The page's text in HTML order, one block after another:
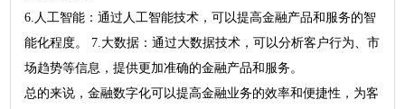
6.人工智能：通过人工智能技术，可以提高金融产品和服务的智
能化程度。 7.大数据：通过大数据技术，可以分析客户行为、市
场趋势等信息，提供更加准确的金融产品和服务。
总的来说，金融数字化可以提高金融业务的效率和便捷性，为客